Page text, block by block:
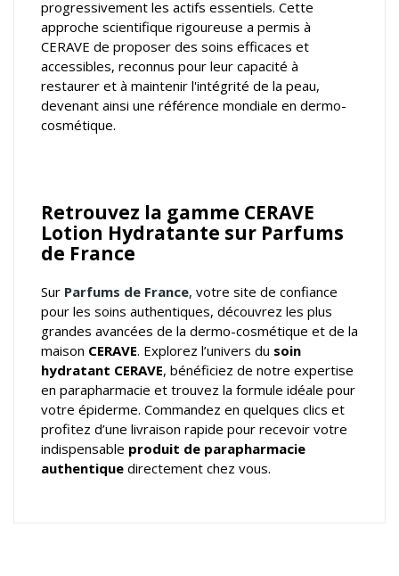
progressivement les actifs essentiels. Cette
approche scientifique rigoureuse a permis à
CERAVE de proposer des soins efficaces et
accessibles, reconnus pour leur capacité à
restaurer et à maintenir l'intégrité de la peau,
devenant ainsi une référence mondiale en dermo-
cosmétique.
Retrouvez la gamme CERAVE
Lotion Hydratante sur Parfums
de France
Sur Parfums de France, votre site de confiance
pour les soins authentiques, découvrez les plus
grandes avancées de la dermo-cosmétique et de la
maison CERAVE. Explorez l’univers du soin
hydratant CERAVE, bénéficiez de notre expertise
en parapharmacie et trouvez la formule idéale pour
votre épiderme. Commandez en quelques clics et
profitez d’une livraison rapide pour recevoir votre
indispensable produit de parapharmacie
authentique directement chez vous.